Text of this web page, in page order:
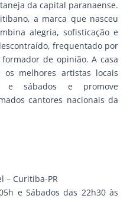
da capital paranaense.
a marca que nasceu
alegria, sofisticação e
frequentado por
de opinião. A casa
os melhores artistas locais
e sábados e promove
cantores nacionais da
– Curitiba-PR
e Sábados das 22h30 às